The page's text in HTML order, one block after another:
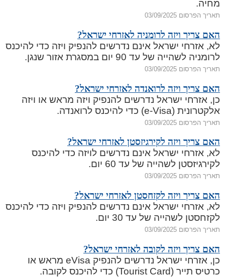
מחיה.
תאריך הפרסום 03/09/2025
האם צריך ויזה לרומניה לאזרחי ישראל?
לא, אזרחי ישראל אינם נדרשים להנפיק ויזה כדי להיכנס
לרומניה לשהייה של עד 90 יום במסגרת אזור שנגן.
תאריך הפרסום 03/09/2025
האם צריך ויזה לרואנדה לאזרחי ישראל?
כן, אזרחי ישראל נדרשים להנפיק ויזה מראש או ויזה
אלקטרונית (e-Visa) כדי להיכנס לרואנדה.
תאריך הפרסום 03/09/2025
האם צריך ויזה לקירגיזסטן לאזרחי ישראל?
לא, אזרחי ישראל אינם נדרשים לויזה כדי להיכנס
לקירגיזסטן לשהייה של עד 60 יום.
תאריך הפרסום 03/09/2025
האם צריך ויזה לקזחסטן לאזרחי ישראל?
לא, אזרחי ישראל אינם נדרשים להנפיק ויזה כדי להיכנס
לקזחסטן לשהייה של עד 30 יום.
תאריך הפרסום 03/09/2025
האם צריך ויזה לקובה לאזרחי ישראל?
כן, אזרחי ישראל נדרשים להנפיק eVisa מראש או
כרטיס תייר (Tourist Card) כדי להיכנס לקובה.